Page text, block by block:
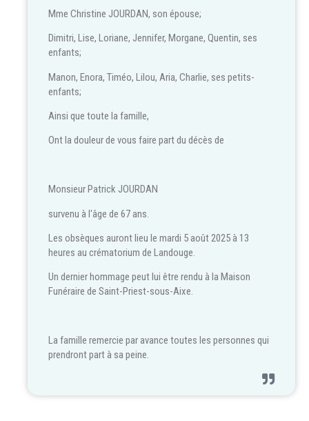
Mme Christine JOURDAN, son épouse;
Dimitri, Lise, Loriane, Jennifer, Morgane, Quentin, ses
enfants;
Manon, Enora, Timéo, Lilou, Aria, Charlie, ses petits-
enfants;
Ainsi que toute la famille,
Ont la douleur de vous faire part du décès de
Monsieur Patrick JOURDAN
survenu à l'âge de 67 ans.
Les obsèques auront lieu le mardi 5 août 2025 à 13
heures au crématorium de Landouge.
Un dernier hommage peut lui être rendu à la Maison
Funéraire de Saint-Priest-sous-Aixe.
La famille remercie par avance toutes les personnes qui
prendront part à sa peine.